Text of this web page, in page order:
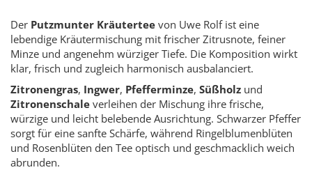
Der Putzmunter Kräutertee von Uwe Rolf ist eine
lebendige Kräutermischung mit frischer Zitrusnote, feiner
Minze und angenehm würziger Tiefe. Die Komposition wirkt
klar, frisch und zugleich harmonisch ausbalanciert.
Zitronengras, Ingwer, Pfefferminze, Süßholz und
Zitronenschale verleihen der Mischung ihre frische,
würzige und leicht belebende Ausrichtung. Schwarzer Pfeffer
sorgt für eine sanfte Schärfe, während Ringelblumenblüten
und Rosenblüten den Tee optisch und geschmacklich weich
abrunden.